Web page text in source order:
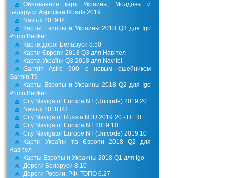
Обновление карт Украины, Молдовы и
Беларуси Аэроскан Roads 2019
Navlux 2019 R1
Карты Европы и Украины 2018 Q3 для Igo
Primo Becker
Карта дорог Беларуси 8.50
Карти Європи 2018 Q3 для Навітел
Карта України Q3 2018 для Navitel
Garmin Astro 900 с новым ошейником
Garmin T9
Карты Европы и Украины 2018 Q2 для Igo
Primo Becker
City Navigator Europe NT (Unicode) 2019.20
Navlux 2018 R3
City Navigator Russia NTU 2019.20 - HERE
City Navigator Europe NT 2019.10
City Navigator Europe NT (Unicode) 2019.10
Карти України та Європи 2018 Q2 для
Навітел
Карты Европы и Украины 2018 Q1 для Igo
Дороги Беларуси 8.10
Дороги России. РФ. ТОПО 6.27